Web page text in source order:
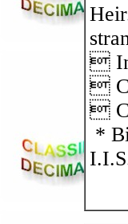



*